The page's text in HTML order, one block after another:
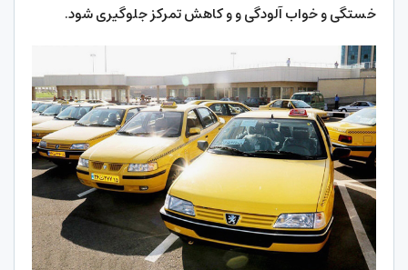
خستگی و خواب‌ آلودگی و و کاهش تمرکز جلوگیری شود.